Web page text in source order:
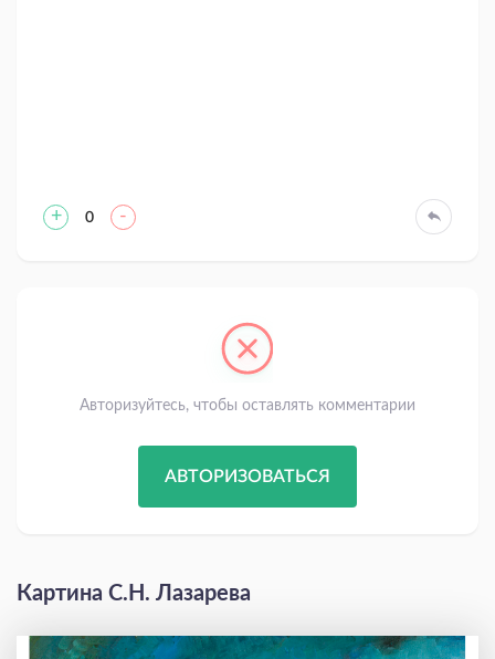
+ 0 -
Авторизуйтесь, чтобы оставлять комментарии
АВТОРИЗОВАТЬСЯ
Картина С.Н. Лазарева